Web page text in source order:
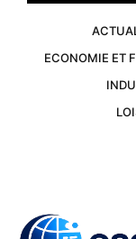
ECONOMIE ET